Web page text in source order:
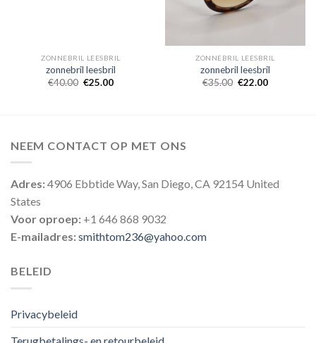
ZONNEBRIL LEESBRIL
zonnebril leesbril
€40.00 €25.00
ZONNEBRIL LEESBRIL
zonnebril leesbril
€35.00 €22.00
NEEM CONTACT OP MET ONS
Adres:4906 Ebbtide Way, San Diego, CA 92154 United
States
Voor oproep: +1 646 868 9032
E-mailadres:smithtom236@yahoo.com
BELEID
Privacybeleid